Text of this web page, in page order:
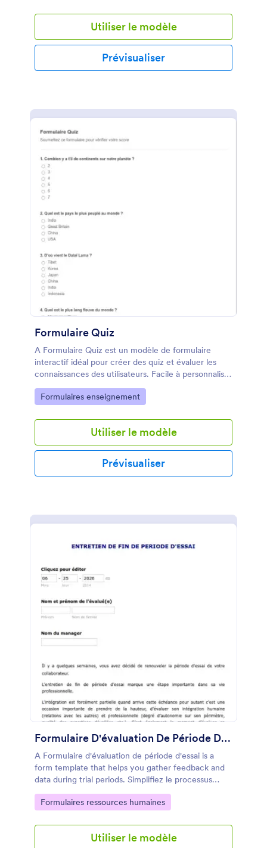
Utiliser le modèle
Prévisualiser
Formulaire Quiz
A Formulaire Quiz est un modèle de formulaire
interactif idéal pour créer des quiz et évaluer les
connaissances des utilisateurs. Facile à personnaliser
et à partager, ce modèle résout le problème de
l'engagement du public lors des formations en ligne.
Go to Category:
Formulaires enseignement
Utiliser le modèle
Prévisualiser
Formulaire D'évaluation De Période D'essai
A Formulaire d'évaluation de période d'essai is a
form template that helps you gather feedback and
data during trial periods. Simplifiez le processus
d'évaluation avec ce modèle pratique et
professionnel.
Go to Category:
Formulaires ressources humaines
Utiliser le modèle